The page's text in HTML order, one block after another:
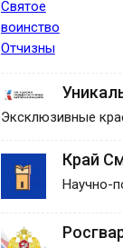
Эксклюзивные
Край
Научно-